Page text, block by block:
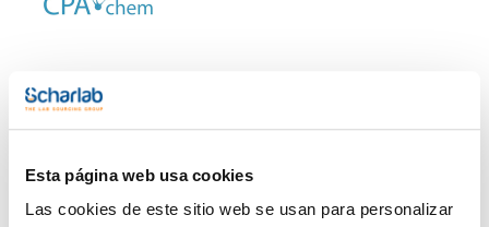
Esta página web usa cookies
Las cookies de este sitio web se usan para personalizar
x1mL CPAF263534
Consulte la